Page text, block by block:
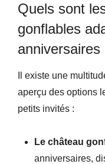
Quels sont
gonflables
anniversaires
Il existe une
aperçu des options
petits invités :
Le château
anniversaires,